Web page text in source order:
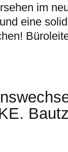
im
eine